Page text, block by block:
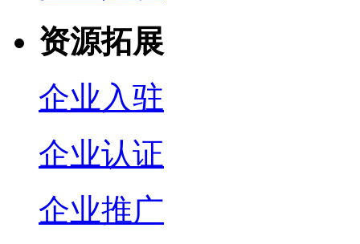
资源拓展
企业入驻
企业认证
企业推广